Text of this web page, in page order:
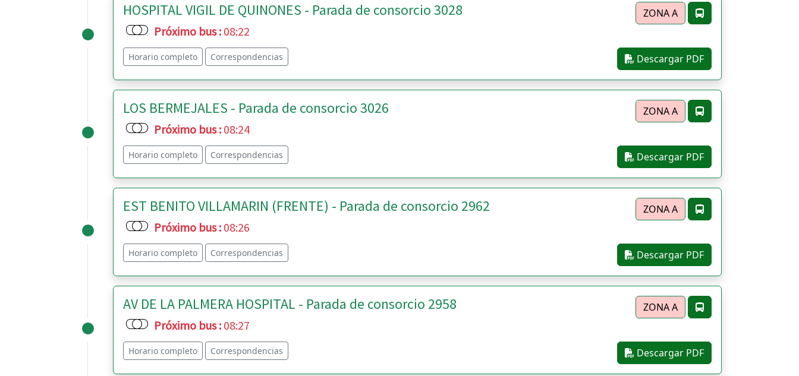
ZONA A
HOSPITAL VIGIL DE QUINONES - Parada de consorcio 3028
Próximo bus:08:22
Horario completo Correspondencias Descargar PDF
ZONA A
LOS BERMEJALES - Parada de consorcio 3026
Próximo bus:08:24
Horario completo Correspondencias Descargar PDF
ZONA A
EST BENITO VILLAMARIN (FRENTE) - Parada de consorcio 2962
Próximo bus:08:26
Horario completo Correspondencias Descargar PDF
ZONA A
AV DE LA PALMERA HOSPITAL - Parada de consorcio 2958
Próximo bus:08:27
Horario completo Correspondencias Descargar PDF